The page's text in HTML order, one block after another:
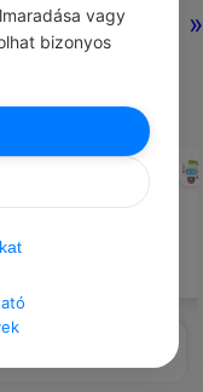
»
CHATGPT
köszöntsd a postást.
vagy
bizonyos